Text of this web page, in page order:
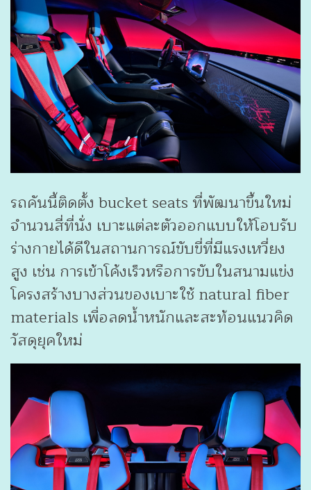
รถคันนี้ติดตั้ง bucket seats ที่พัฒนาขึ้นใหม่
จำนวนสี่ที่นั่ง เบาะแต่ละตัวออกแบบให้โอบรับ
ร่างกายได้ดีในสถานการณ์ขับขี่ที่มีแรงเหวี่ยง
สูง เช่น การเข้าโค้งเร็วหรือการขับในสนามแข่ง
โครงสร้างบางส่วนของเบาะใช้ natural fiber
materials เพื่อลดน้ำหนักและสะท้อนแนวคิด
วัสดุยุคใหม่